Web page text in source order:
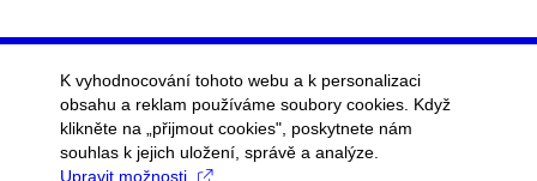
K vyhodnocování tohoto webu a k personalizaci
obsahu a reklam používáme soubory cookies. Když
klikněte na „přijmout cookies", poskytnete nám
souhlas k jejich uložení, správě a analýze.
Upravit možnosti